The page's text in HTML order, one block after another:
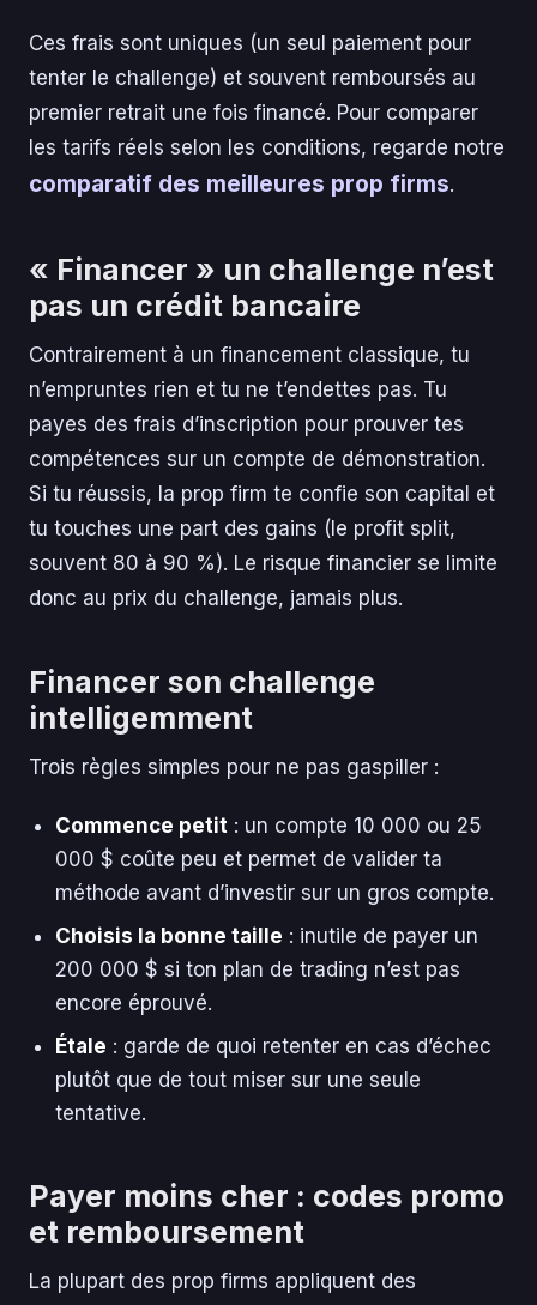
Ces frais sont uniques (un seul paiement pour
tenter le challenge) et souvent remboursés au
premier retrait une fois financé. Pour comparer
les tarifs réels selon les conditions, regarde notre
comparatif des meilleures prop firms.
« Financer » un challenge n’est
pas un crédit bancaire
Contrairement à un financement classique, tu
n’empruntes rien et tu ne t’endettes pas. Tu
payes des frais d’inscription pour prouver tes
compétences sur un compte de démonstration.
Si tu réussis, la prop firm te confie son capital et
tu touches une part des gains (le profit split,
souvent 80 à 90 %). Le risque financier se limite
donc au prix du challenge, jamais plus.
Financer son challenge
intelligemment
Trois règles simples pour ne pas gaspiller :
Commence petit : un compte 10 000 ou 25
000 $ coûte peu et permet de valider ta
méthode avant d’investir sur un gros compte.
Choisis la bonne taille : inutile de payer un
200 000 $ si ton plan de trading n’est pas
encore éprouvé.
Étale : garde de quoi retenter en cas d’échec
plutôt que de tout miser sur une seule
tentative.
Payer moins cher : codes promo
et remboursement
La plupart des prop firms appliquent des